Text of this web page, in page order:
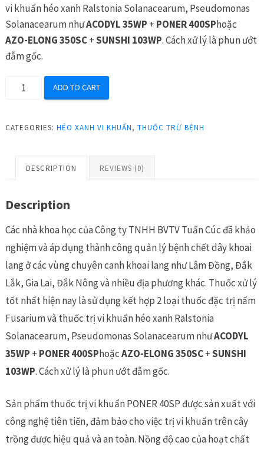
vi khuẩn héo xanh Ralstonia Solanacearum, Pseudomonas
Solanacearum nhưACODYL 35WP + PONER 400SPhoặc
AZO-ELONG 350SC+SUNSHI 103WP. Cách xử lý là phun ướt
đẫm gốc.
PONER
trị
ADD TO CART
CATEGORIES: HÉO XANH VI KHUẨN, THUỐC TRỪ BỆNH
DESCRIPTION REVIEWS (0)
Description
Các nhà khoa học của Công ty TNHH BVTV Tuấn Cúc đã khảo
nghiệm và áp dụng thành công quản lý bệnh chết dây khoai
lang ở các vùng chuyên canh khoai lang như Lâm Đồng, Đắk
Lắk, Gia Lai, Đắk Nông và nhiều địa phương khác. Thuốc xử lý
tốt nhất hiện nay là sử dụng kết hợp 2 loại thuốc đặc trị nấm
Fusarium và thuốc trị vi khuẩn héo xanh Ralstonia
Solanacearum, Pseudomonas Solanacearum nhưACODYL
35WP + PONER 400SPhoặcAZO-ELONG 350SC+SUNSHI
103WP. Cách xử lý là phun ướt đẫm gốc.
Sản phẩm thuốc trị vi khuẩn PONER 40SP được sản xuất với
công nghệ tiên tiến, đảm bảo cho việc trị vi khuẩn trên cây
trồng được hiệu quả và an toàn. Nồng độ cao của hoạt chất